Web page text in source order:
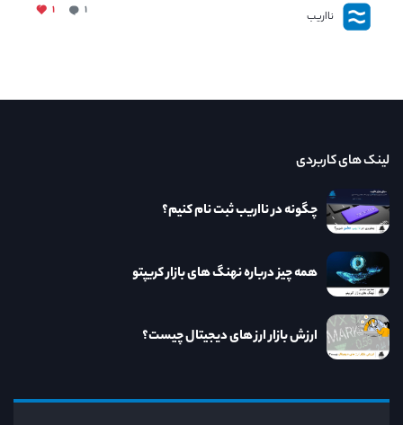
نااریب ۱ ۱
لینک های کاربردی
چگونه در نااریب ثبت نام کنیم؟
همه چیز درباره نهنگ های بازار کریپتو
ارزش بازار ارز های دیجیتال چیست؟